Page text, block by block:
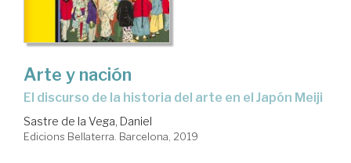
Arte y nación
el discurso de la historia del arte en el Japón Meiji
Sastre de la Vega, Daniel
Edicions Bellaterra. Barcelona, 2019